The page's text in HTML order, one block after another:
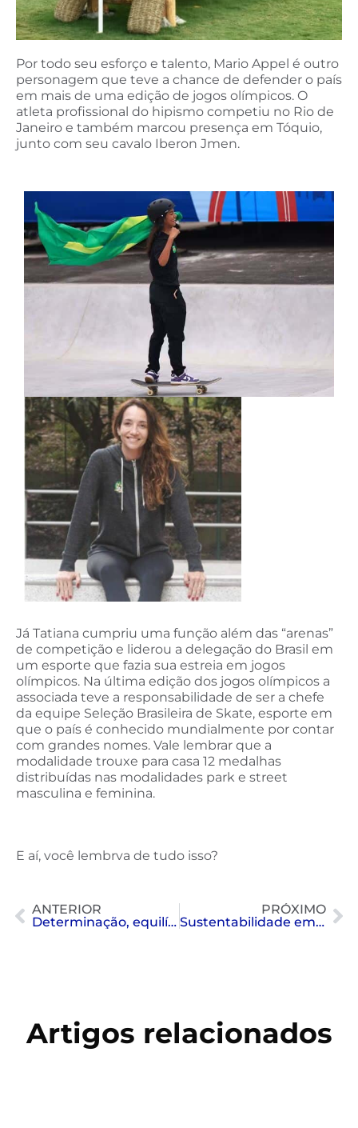
Por todo seu esforço e talento, Mario Appel é outro
personagem que teve a chance de defender o país
em mais de uma edição de jogos olímpicos. O
atleta profissional do hipismo competiu no Rio de
Janeiro e também marcou presença em Tóquio,
junto com seu cavalo Iberon Jmen.
Já Tatiana cumpriu uma função além das “arenas”
de competição e liderou a delegação do Brasil em
um esporte que fazia sua estreia em jogos
olímpicos. Na última edição dos jogos olímpicos a
associada teve a responsabilidade de ser a chefe
da equipe Seleção Brasileira de Skate, esporte em
que o país é conhecido mundialmente por contar
com grandes nomes. Vale lembrar que a
modalidade trouxe para casa 12 medalhas
distribuídas nas modalidades park e street
masculina e feminina.
E aí, você lembrva de tudo isso?
ANTERIOR
Determinação, equilíbrio e resultado
PRÓXIMO
Sustentabilidade em foco
Artigos relacionados